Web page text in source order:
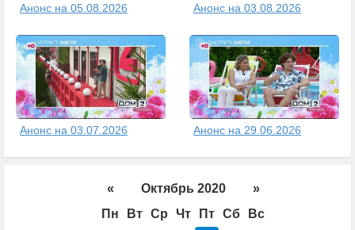
Анонс на 05.08.2026 Анонс на 03.08.2026
Анонс на 03.07.2026 Анонс на 29.06.2026
« Октябрь 2020
»
Пн
Вт Ср Чт Пт Сб Вс